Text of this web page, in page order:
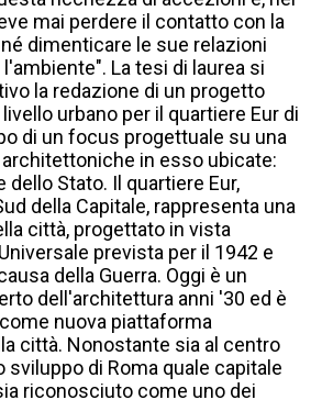
mai perdere il contatto con la
dimenticare le sue relazioni
La tesi di laurea si
la redazione di un progetto
urbano per il quartiere Eur di
di un focus progettuale su una
in esso ubicate:
dello Stato. Il quartiere Eur,
della Capitale, rappresenta una
città, progettato in vista
prevista per il 1942 e
della Guerra. Oggi è un
dell'architettura anni '30 ed è
nuova piattaforma
città. Nonostante sia al centro
sviluppo di Roma quale capitale
riconosciuto come uno dei